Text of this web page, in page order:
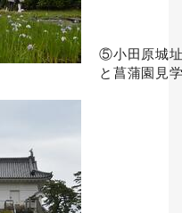
⑤小田原城
と菖蒲園見